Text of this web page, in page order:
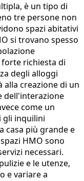
è un tipo di
tre persone non
spazi abitativi
si trovano spesso
richiesta di
degli alloggi
creazione di un
dell'interazione
come un
gli inquilini
casa più grande e
HMO sono
necessari.
e le utenze,
e variare a